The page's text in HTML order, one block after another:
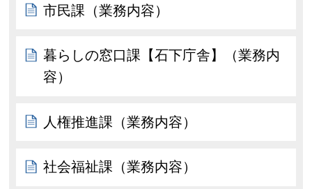
市民課（業務内容）
暮らしの窓口課【石下庁舎】（業務内
容）
人権推進課（業務内容）
社会福祉課（業務内容）